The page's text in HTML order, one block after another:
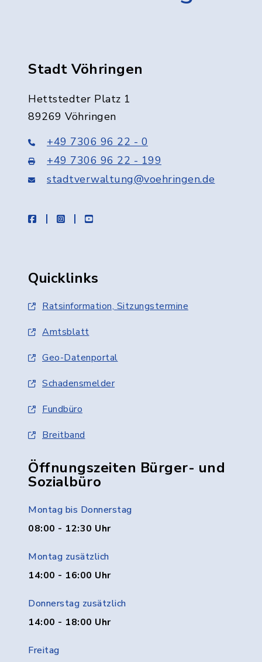
Stadt Vöhringen
Hettstedter Platz 1
89269 Vöhringen
+49 7306 96 22 - 0
+49 7306 96 22 - 199
stadtverwaltung@voehringen.de
facebookinstagramyoutube
Quicklinks
Ratsinformation, Sitzungstermine
Amtsblatt
Geo-Datenportal
Schadensmelder
Fundbüro
Breitband
Öffnungszeiten Bürger- und
Sozialbüro
Montag bis Donnerstag
08:00 - 12:30 Uhr
Montag zusätzlich
14:00 - 16:00 Uhr
Donnerstag zusätzlich
14:00 - 18:00 Uhr
Freitag